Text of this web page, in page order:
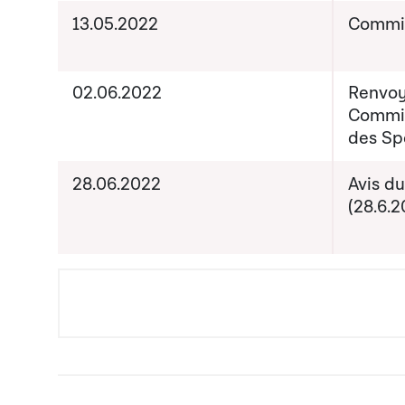
13.05.2022
02.06.2022
des
28.06.2022
Avis